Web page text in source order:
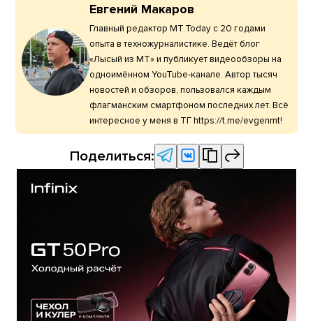
Евгений Макаров
Главный редактор МТ.Today с 20 годами
опыта в техножурналистике. Ведёт блог
«Лысый из МТ» и публикует видеообзоры на
одноимённом YouTube-канале. Автор тысяч
новостей и обзоров, пользовался каждым
флагманским смартфоном последних лет. Всё
интересное у меня в ТГ https://t.me/evgenmt!
Поделиться: